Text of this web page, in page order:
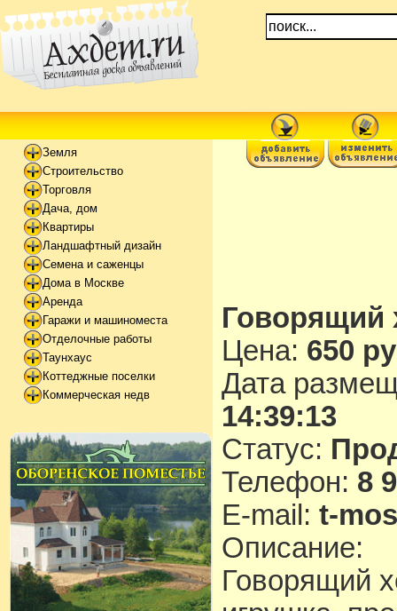
Земля
Строительство
Торговля
Дача, дом
Квартиры
Ландшафтный дизайн
Семена и саженцы
Дома в Москве
Аренда
Гаражи и машиноместа
Отделочные работы
Таунхаус
Коттеджные поселки
Коммерческая недв
Говорящий
Цена: 650
Дата
14:39:13
Статус:
Телефон: 8
E-mail: t-
Описание:
Говорящий